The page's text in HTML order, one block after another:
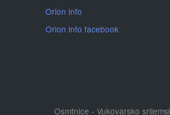
Orion info
Orion info facebook
Osmtnice - Vukovarsko